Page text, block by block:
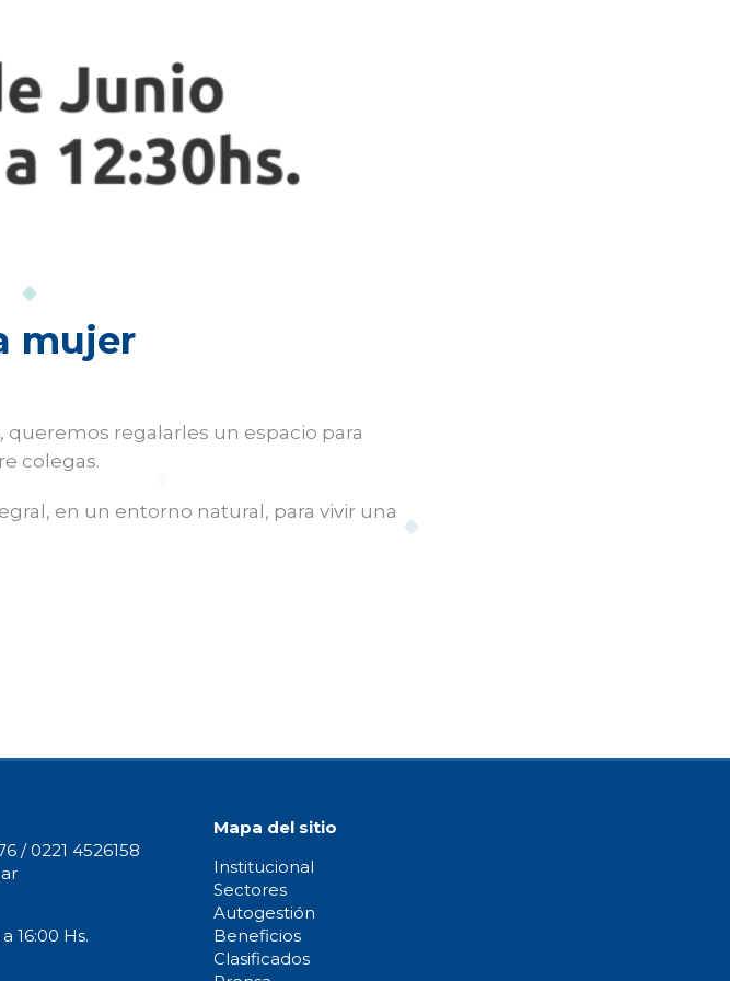
mujer
regalarles un espacio para
colegas.
en un entorno natural, para vivir una
/ 0221 4526158
16:00 Hs.
Mapa del sitio
Institucional
Sectores
Autogestión
Beneficios
Clasificados